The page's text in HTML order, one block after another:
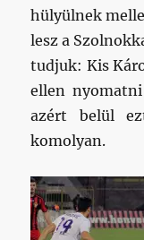
hülyülnek
lesz a
tudjuk: Kis
ellen
azért belül
komolyan.